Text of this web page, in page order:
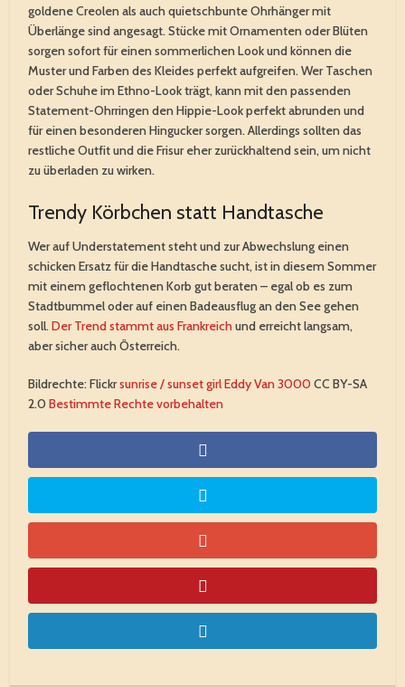
goldene Creolen als auch quietschbunte Ohrhänger mit
Überlänge sind angesagt. Stücke mit Ornamenten oder Blüten
sorgen sofort für einen sommerlichen Look und können die
Muster und Farben des Kleides perfekt aufgreifen. Wer Taschen
oder Schuhe im Ethno-Look trägt, kann mit den passenden
Statement-Ohrringen den Hippie-Look perfekt abrunden und
für einen besonderen Hingucker sorgen. Allerdings sollten das
restliche Outfit und die Frisur eher zurückhaltend sein, um nicht
zu überladen zu wirken.
Trendy Körbchen statt Handtasche
Wer auf Understatement steht und zur Abwechslung einen
schicken Ersatz für die Handtasche sucht, ist in diesem Sommer
mit einem geflochtenen Korb gut beraten – egal ob es zum
Stadtbummel oder auf einen Badeausflug an den See gehen
soll.Der Trend stammt aus Frankreichund erreicht langsam,
aber sicher auch Österreich.
Bildrechte: Flickrsunrise / sunset girlEddy Van 3000 CC BY-SA
2.0Bestimmte Rechte vorbehalten